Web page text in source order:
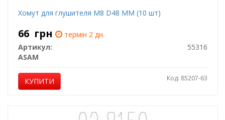
Хомут для глушителя M8 D48 MM (10 шт)
66 грн
термін 2 дн.
Артикул:
55316
ASAM
КУПИТИ Код: 85207-63